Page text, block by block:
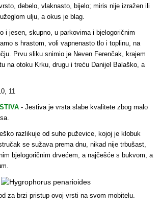
debelo, vlaknasto, bijelo; miris nije izražen ili
ulju, a okus je blag.
i jesen, skupno, u parkovima i bjelogoričnim
s hrastom, voli vapnenasto tlo i toplinu, na
Prvu sliku snimio je Neven Ferenčak, krajem
na otoku Krku, drugu i treću Danijel Balaško, a
11
- Jestiva je vrsta slabe kvalitete zbog malo
razlikuje od suhe puževice, kojoj je klobuk
se sužava prema dnu, nikad nije trbušast,
bjelogoričnim drvećem, a najčešće s bukvom, a
za brzi pristup ovoj vrsti na svom mobitelu.